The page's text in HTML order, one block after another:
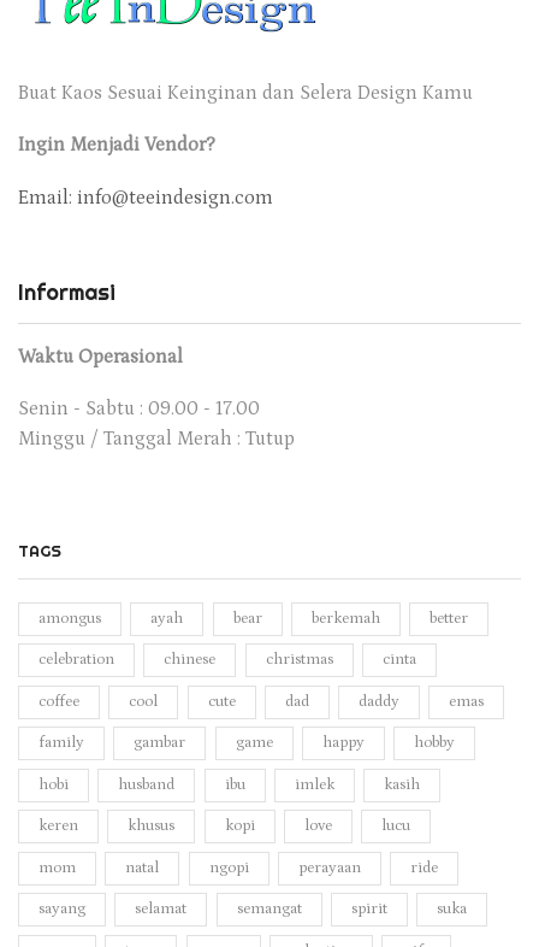
Buat Kaos Sesuai Keinginan dan Selera Design Kamu
Ingin Menjadi Vendor?
Email: info@teeindesign.com
Informasi
Waktu Operasional
Senin - Sabtu : 09.00 - 17.00
Minggu / Tanggal Merah : Tutup
TAGS
amongus ayah bear berkemah better
celebration chinese christmas cinta
coffee cool cute dad daddy emas
family gambar game happy hobby
hobi husband ibu imlek kasih
keren khusus kopi love lucu
mom natal ngopi perayaan ride
sayang selamat semangat spirit suka